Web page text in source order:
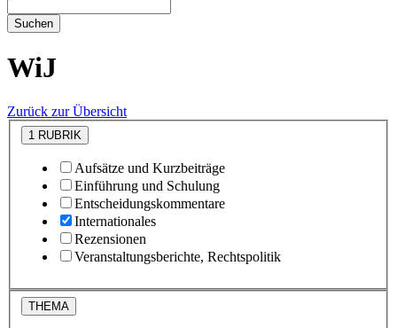
Suchen
WiJ
Zurück zur Übersicht
1 RUBRIK
Aufsätze und Kurzbeiträge
Einführung und Schulung
Entscheidungskommentare
Internationales
Rezensionen
Veranstaltungsberichte, Rechtspolitik
THEMA